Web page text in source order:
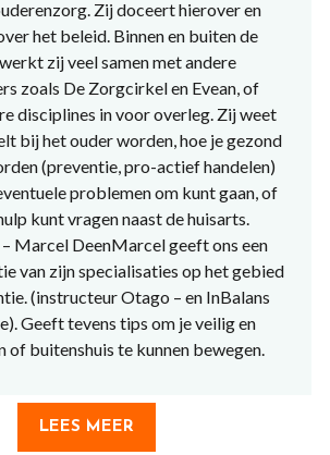
Zij doceert hierover en
het beleid. Binnen en buiten de
zij veel samen met andere
zoals De Zorgcirkel en Evean, of
disciplines in voor overleg. Zij weet
bij het ouder worden, hoe je gezond
(preventie, pro-actief handelen)
problemen om kunt gaan, of
kunt vragen naast de huisarts.
Marcel DeenMarcel geeft ons een
van zijn specialisaties op het gebied
(instructeur Otago – en InBalans
Geeft tevens tips om je veilig en
of buitenshuis te kunnen bewegen.
LEES MEER